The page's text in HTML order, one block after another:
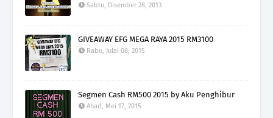
Sabtu, Disember 28, 2013
GIVEAWAY EFG MEGA RAYA 2015 RM3100
Rabu, Julai 08, 2015
Segmen Cash RM500 2015 by Aku Penghibur
Ahad, Mei 17, 2015